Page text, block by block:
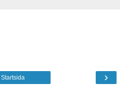
›
Startsida